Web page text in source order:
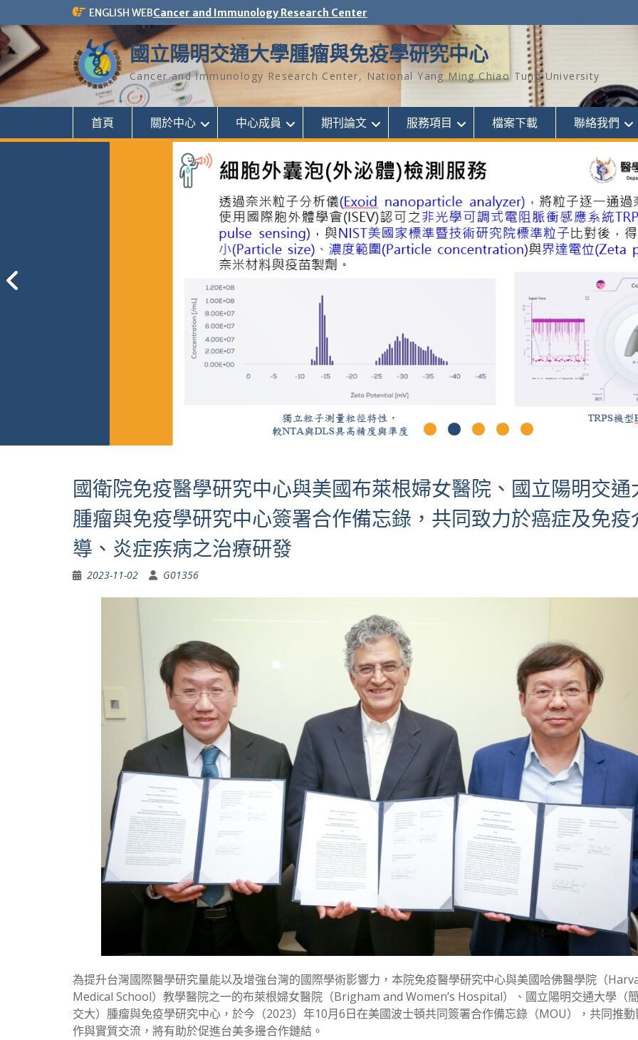
to
content
ENGLISH WEBCancer and Immunology Research Center
國立陽明交通大學腫瘤與免疫學研究中心
Cancer and Immunology Research Center, National Yang Ming Chiao Tung University
首頁 關於中心 中心成員 期刊論文 服務項目 檔案下載 聯絡我們
國衛院免疫醫學研究中心與美國布萊根婦女醫院、國立陽明交通
腫瘤與免疫學研究中心簽署合作備忘錄，共同致力於癌症及免疫
導、炎症疾病之治療研發
2023-11-02 G01356
為提升台灣國際醫學研究量能以及增強台灣的國際學術影響力，本院免疫醫學研究中心與美國哈佛醫學院（
Medical School）教學醫院之一的布萊根婦女醫院（Brigham and Women’s Hospital）、國立陽明交通大學（
交大）腫瘤與免疫學研究中心，於今（2023）年10月6日在美國波士頓共同簽署合作備忘錄（MOU），共同推
作與實質交流，將有助於促進台美多邊合作鏈結。